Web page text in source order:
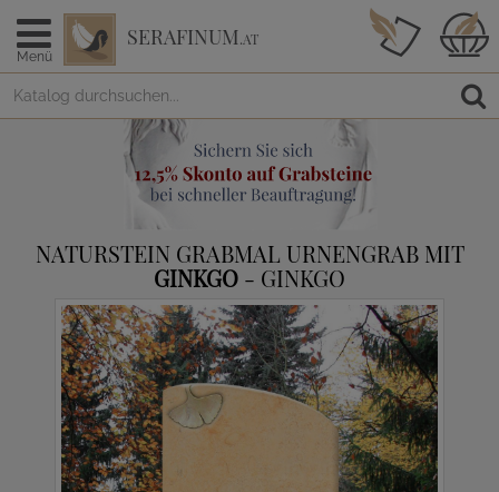
Menü
SERAFINUM.AT
NATURSTEIN GRABMAL URNENGRAB MIT
GINKGO - GINKGO